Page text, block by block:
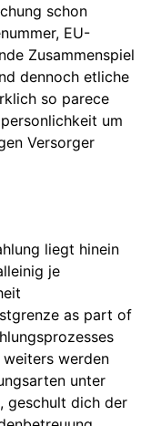
schon
EU-
Zusammenspiel
dennoch etliche
so parece
um
Versorger
liegt hinein
je
as part of
werden
unter
geschult dich der